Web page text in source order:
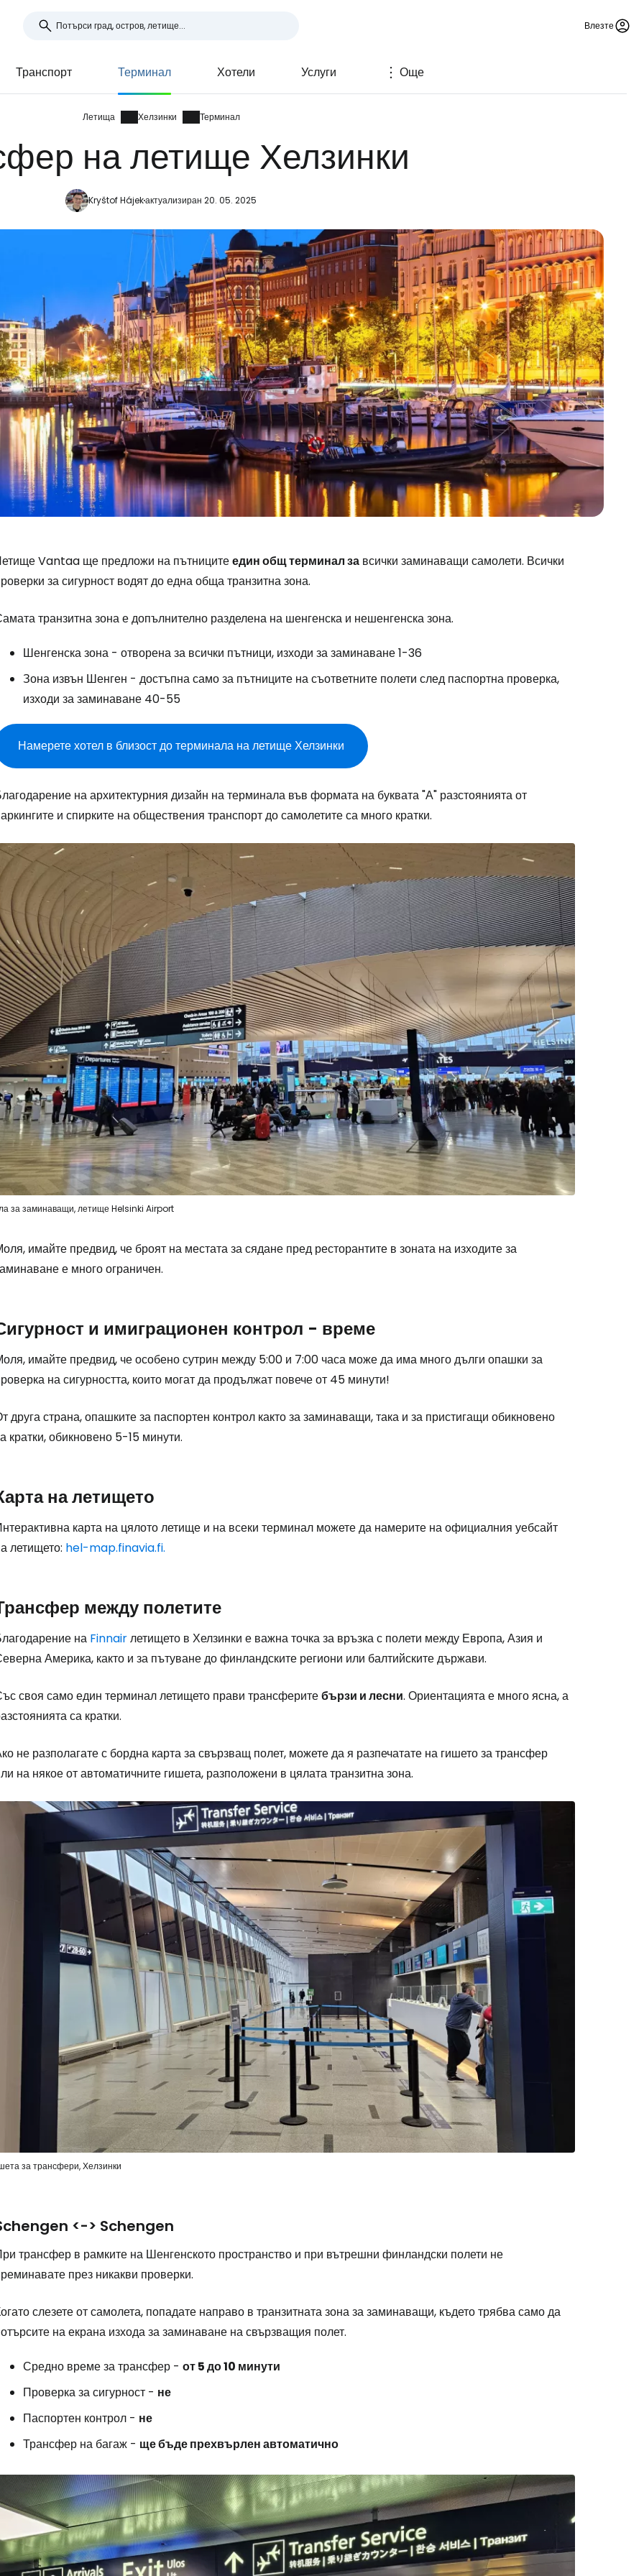
Влезте
Транспорт Терминал Хотели Услуги Още
Летища Хелзинки Терминал
на летище Хелзинки
Kryštof Hájekактуализиран 20. 05. 2025
Vantaa ще предложи на пътницитеедин общ терминал за всички заминаващи самолети. Всички
за сигурност водят до една обща транзитна зона.
транзитна зона е допълнително разделена на шенгенска и нешенгенска зона.
Шенгенска зона - отворена за всички пътници, изходи за заминаване 1-36
Зона извън Шенген - достъпна само за пътниците на съответните полети след паспортна проверка,
изходи за заминаване 40-55
Намерете хотел в близост до терминала на летище Хелзинки
на архитектурния дизайн на терминала във формата на буквата "А" разстоянията от
и спирките на обществения транспорт до самолетите са много кратки.
за заминаващи, летище Helsinki Airport
имайте предвид, че броят на местата за сядане пред ресторантите в зоната на изходите за
е много ограничен.
и имиграционен контрол - време
имайте предвид, че особено сутрин между 5:00 и 7:00 часа може да има много дълги опашки за
на сигурността, които могат да продължат повече от 45 минути!
друга страна, опашките за паспортен контрол както за заминаващи, така и за пристигащи обикновено
кратки, обикновено 5-15 минути.
на летището
карта на цялото летище и на всеки терминал можете да намерите на официалния уебсайт
летището: hel-map.finavia.fi.
между полетите
на Finnairлетището в Хелзинки е важна точка за връзка с полети между Европа, Азия и
Америка, както и за пътуване до финландските региони или балтийските държави.
своя само един терминал летището прави трансферитебързи и лесни. Ориентацията е много ясна, а
са кратки.
не разполагате с бордна карта за свързващ полет, можете да я разпечатате на гишето за трансфер
на някое от автоматичните гишета, разположени в цялата транзитна зона.
за трансфери, Хелзинки
<-> Schengen
трансфер в рамките на Шенгенското пространство и при вътрешни финландски полети не
през никакви проверки.
слезете от самолета, попадате направо в транзитната зона за заминаващи, където трябва само да
на екрана изхода за заминаване на свързващия полет.
Средно време за трансфер - от 5 до 10 минути
Проверка за сигурност - не
Паспортен контрол - не
Трансфер на багаж - ще бъде прехвърлен автоматично
Влезте в Cestee